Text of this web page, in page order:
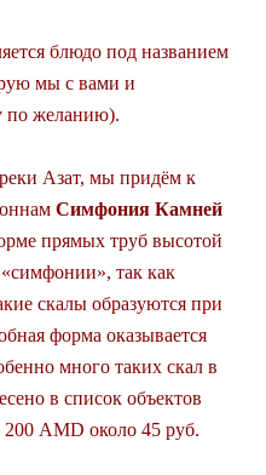
блюдо под названием
мы с вами и
по желанию).
Азат, мы придём к
Симфония Камней
прямых труб высотой
так как
скалы образуются при
форма оказывается
много таких скал в
в список объектов
AMD около 45 руб.